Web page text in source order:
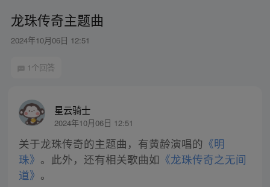
龙珠传奇主题曲
2024年10月06日 12:51
1个回答
星云骑士
2024年10月06日 12:51
关于龙珠传奇的主题曲，有黄龄演唱的 《明
珠》 。此外，还有相关歌曲如 《龙珠传奇之无间
道》 。